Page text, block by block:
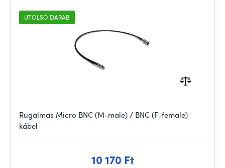
UTOLSÓ DARAB
Rugalmas Micro BNC (M-male) / BNC (F-female)
kábel
10 170 Ft